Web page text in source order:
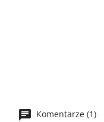
Komentarze (1)